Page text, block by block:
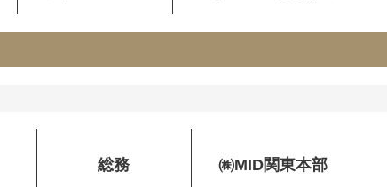
総務 ㈱MID関東本部